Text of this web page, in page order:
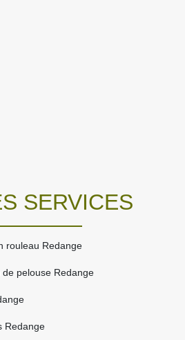
SERVICES
rouleau Redange
pelouse Redange
Redange